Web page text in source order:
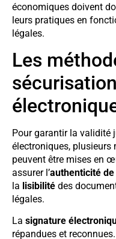
économiques doivent
leurs pratiques en
légales.
Les
Pour garantir la validité
électroniques, plusieurs
peuvent être mises en
assurer l’authenticité de
la lisibilité des
légales.
La signature
répandues et